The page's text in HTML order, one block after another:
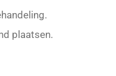
plaatsen.